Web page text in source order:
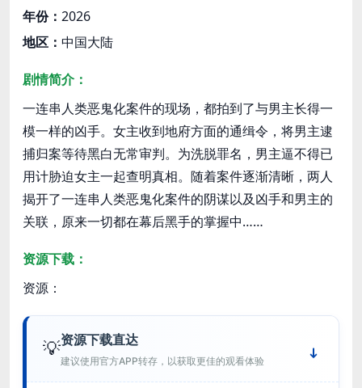
年份： 2026
地区： 中国大陆
剧情简介：
一连串人类恶鬼化案件的现场，都拍到了与男主长得一
模一样的凶手。女主收到地府方面的通缉令，将男主逮
捕归案等待黑白无常审判。为洗脱罪名，男主逼不得已
用计胁迫女主一起查明真相。随着案件逐渐清晰，两人
揭开了一连串人类恶鬼化案件的阴谋以及凶手和男主的
关联，原来一切都在幕后黑手的掌握中……
资源下载：
资源：
💡资源下载直达
建议使用官方APP转存，以获取更佳的观看体验